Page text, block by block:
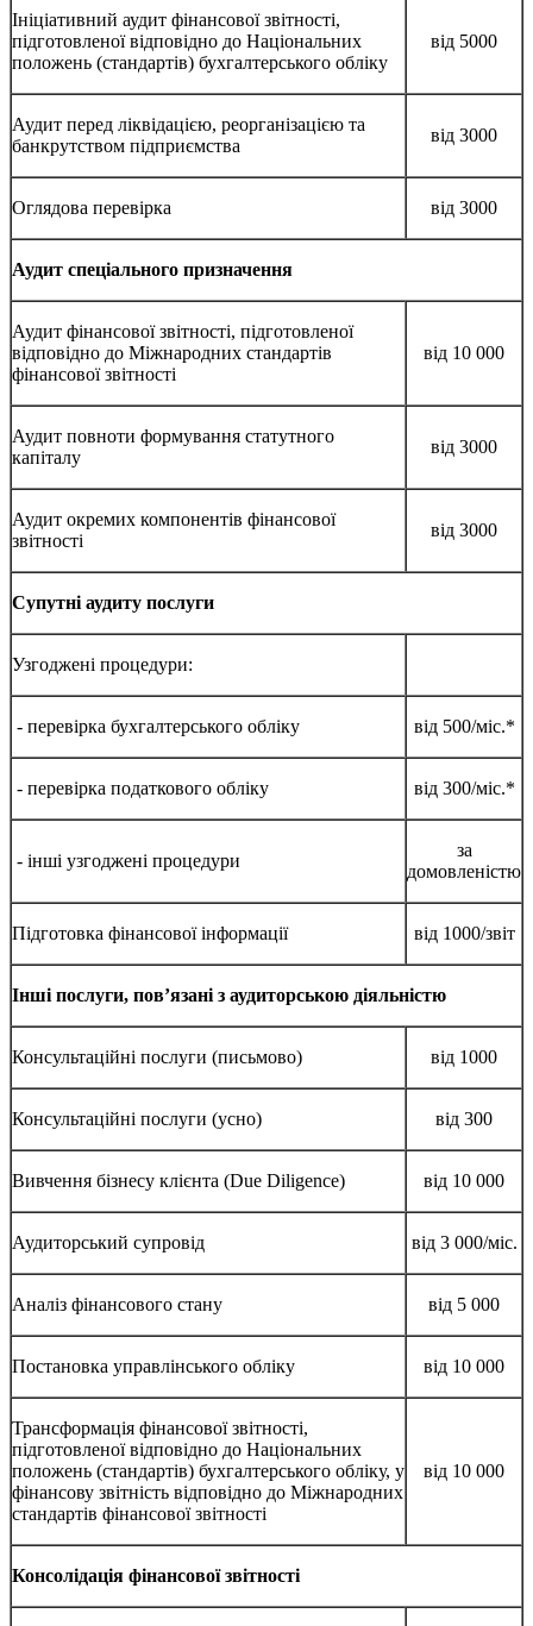
Ініціативний аудит фінансової звітності,
підготовленої відповідно до Національних
положень (стандартів) бухгалтерського обліку
від 5000
Аудит перед ліквідацією, реорганізацією та
банкрутством підприємства
від 3000
Оглядова перевірка від 3000
Аудит спеціального призначення
Аудит фінансової звітності, підготовленої
відповідно до Міжнародних стандартів
фінансової звітності
від 10 000
Аудит повноти формування статутного
капіталу
від 3000
Аудит окремих компонентів фінансової
звітності
від 3000
Супутні аудиту послуги
Узгоджені процедури:
- перевірка бухгалтерського обліку від 500/міс.*
- перевірка податкового обліку від 300/міс.*
- інші узгоджені процедури
за
домовленістю
Підготовка фінансової інформації від 1000/звіт
Інші послуги, пов’язані з аудиторською діяльністю
Консультаційні послуги (письмово) від 1000
Консультаційні послуги (усно) від 300
Вивчення бізнесу клієнта (Due Diligence) від 10 000
Аудиторський супровід від 3 000/міс.
Аналіз фінансового стану від 5 000
Постановка управлінського обліку від 10 000
Трансформація фінансової звітності,
підготовленої відповідно до Національних
положень (стандартів) бухгалтерського обліку, у
фінансову звітність відповідно до Міжнародних
стандартів фінансової звітності
від 10 000
Консолідація фінансової звітності